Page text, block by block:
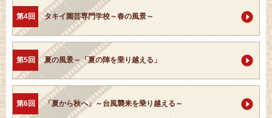
第4回 タキイ園芸専門学校～春の風景～
第5回 夏の風景～「夏の陣を乗り越える」
第6回 「夏から秋へ」～台風襲来を乗り越える～